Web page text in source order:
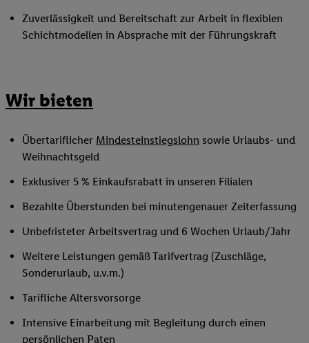
Zuverlässigkeit und Bereitschaft zur Arbeit in flexiblen
Schichtmodellen in Absprache mit der Führungskraft
Wir bieten
Übertariflicher Mindesteinstiegslohn sowie Urlaubs- und
Weihnachtsgeld
Exklusiver 5 % Einkaufsrabatt in unseren Filialen
Bezahlte Überstunden bei minutengenauer Zeiterfassung
Unbefristeter Arbeitsvertrag und 6 Wochen Urlaub/Jahr
Weitere Leistungen gemäß Tarifvertrag (Zuschläge,
Sonderurlaub, u.v.m.)
Tarifliche Altersvorsorge
Intensive Einarbeitung mit Begleitung durch einen
persönlichen Paten